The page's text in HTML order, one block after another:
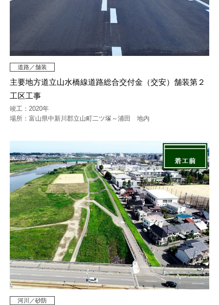
道路／舗装
主要地方道立山水橋線道路総合交付金（交安）舗装第２
工区工事
竣工：2020年
場所：富山県中新川郡立山町二ツ塚～浦田 地内
河川／砂防